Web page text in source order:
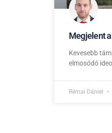
Megjelent
Kevesebb
elmosódó
Rémai Dániel